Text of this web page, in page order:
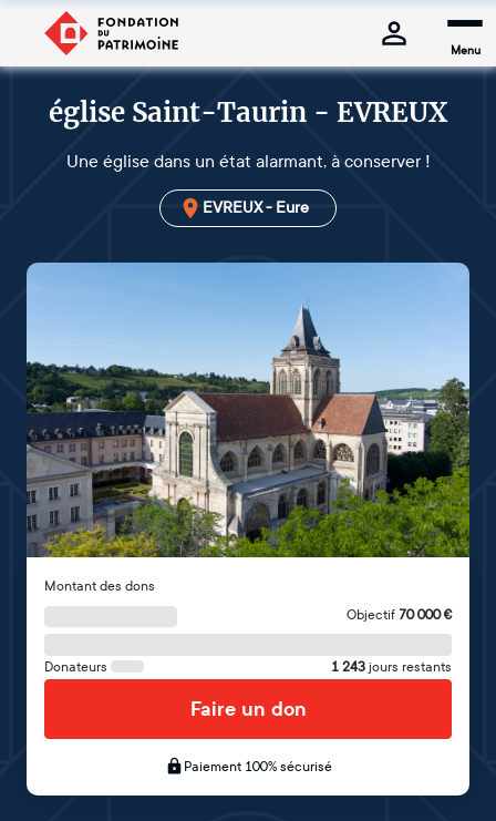
Menu
église Saint-Taurin - EVREUX
Une église dans un état alarmant, à conserver !
EVREUX - Eure
Montant des dons
Objectif 70 000€
Donateurs 1 243 jours restants
Faire un don
Paiement 100% sécurisé